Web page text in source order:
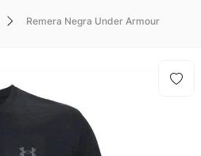
Remera Negra Under Armour
botin